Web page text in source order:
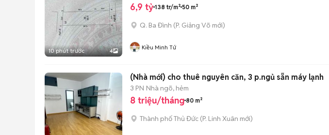
10 phút trước 4
6,9 tỷ 138 tr/m² 50 m²
Q. Ba Đình (P. Giảng Võ mới)
Kiều Minh Tứ
(Nhà mới) cho thuê nguyên căn, 3 p.ngủ sẵn máy lạnh
3 PN Nhà ngõ, hẻm
8 triệu/tháng 80 m²
Thành phố Thủ Đức (P. Linh Xuân mới)